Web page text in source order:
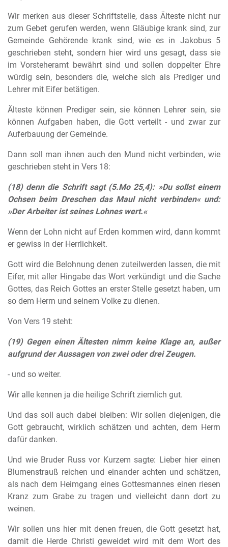
Wir merken aus dieser Schriftstelle, dass Älteste nicht nur
zum Gebet gerufen werden, wenn Gläubige krank sind, zur
Gemeinde Gehörende krank sind, wie es in Jakobus 5
geschrieben steht, sondern hier wird uns gesagt, dass sie
im Vorsteheramt bewährt sind und sollen doppelter Ehre
würdig sein, besonders die, welche sich als Prediger und
Lehrer mit Eifer betätigen.
Älteste können Prediger sein, sie können Lehrer sein, sie
können Aufgaben haben, die Gott verteilt - und zwar zur
Auferbauung der Gemeinde.
Dann soll man ihnen auch den Mund nicht verbinden, wie
geschrieben steht in Vers 18:
(18) denn die Schrift sagt (5.Mo 25,4): »Du sollst einem
Ochsen beim Dreschen das Maul nicht verbinden« und:
»Der Arbeiter ist seines Lohnes wert.«
Wenn der Lohn nicht auf Erden kommen wird, dann kommt
er gewiss in der Herrlichkeit.
Gott wird die Belohnung denen zuteilwerden lassen, die mit
Eifer, mit aller Hingabe das Wort verkündigt und die Sache
Gottes, das Reich Gottes an erster Stelle gesetzt haben, um
so dem Herrn und seinem Volke zu dienen.
Von Vers 19 steht:
(19) Gegen einen Ältesten nimm keine Klage an, außer
aufgrund der Aussagen von zwei oder drei Zeugen.
- und so weiter.
Wir alle kennen ja die heilige Schrift ziemlich gut.
Und das soll auch dabei bleiben: Wir sollen diejenigen, die
Gott gebraucht, wirklich schätzen und achten, dem Herrn
dafür danken.
Und wie Bruder Russ vor Kurzem sagte: Lieber hier einen
Blumenstrauß reichen und einander achten und schätzen,
als nach dem Heimgang eines Gottesmannes einen riesen
Kranz zum Grabe zu tragen und vielleicht dann dort zu
weinen.
Wir sollen uns hier mit denen freuen, die Gott gesetzt hat,
damit die Herde Christi geweidet wird mit dem Wort des